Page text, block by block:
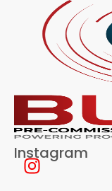
Instagram